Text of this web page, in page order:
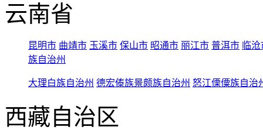
云南省
昆明市 曲靖市 玉溪市 保山市 昭通市 丽江市 普洱市 临
族自治州
大理白族自治州 德宏傣族景颇族自治州 怒江傈僳族自治
西藏自治区